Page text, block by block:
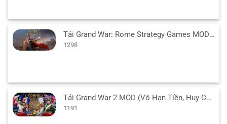
Tải Grand War: Rome Strategy Games MOD (Vô Hạn Tiền) 1298 APK
1298
Tải Grand War 2 MOD (Vô Hạn Tiền, Huy Chương) v1191 APK
1191